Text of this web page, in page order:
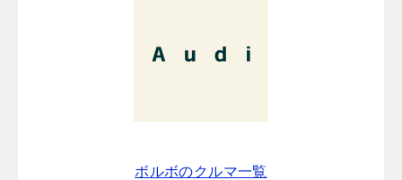
ボルボのクルマ一覧